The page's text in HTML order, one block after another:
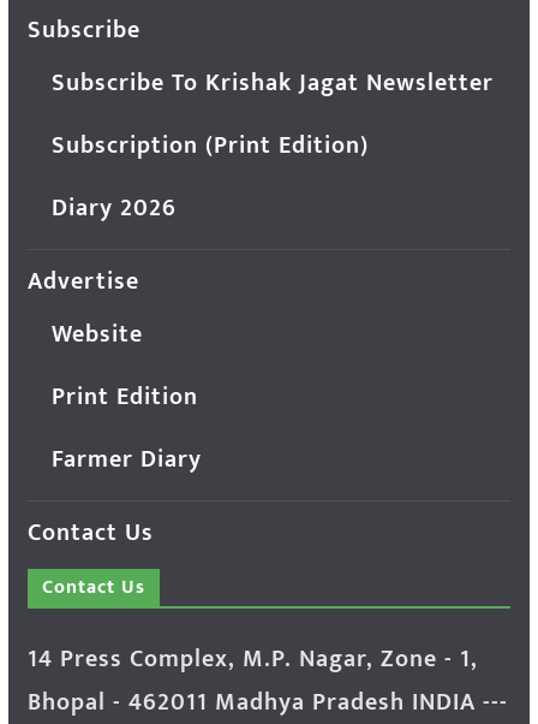
Subscribe
Subscribe To Krishak Jagat Newsletter
Subscription (Print Edition)
Diary 2026
Advertise
Website
Print Edition
Farmer Diary
Contact Us
Contact Us
14 Press Complex, M.P. Nagar, Zone - 1,
Bhopal - 462011 Madhya Pradesh INDIA ---